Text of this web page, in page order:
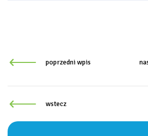
poprzedni wpis
wstecz